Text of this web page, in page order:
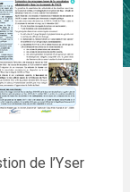
de l’Yser